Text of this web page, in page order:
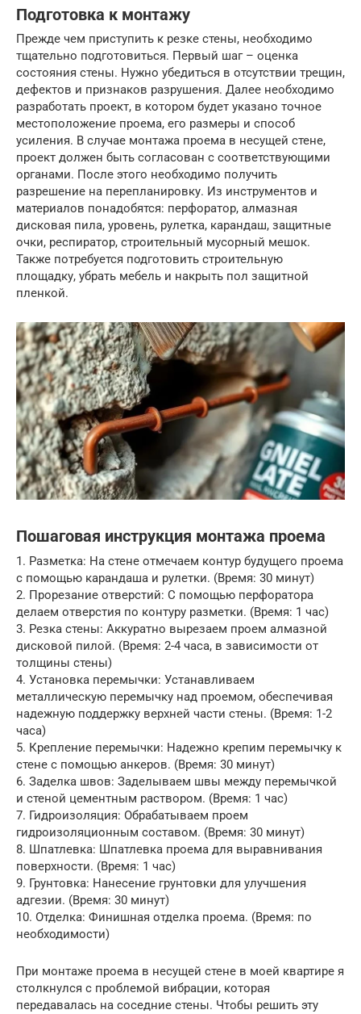
Подготовка к монтажу
Прежде чем приступить к резке стены, необходимо
тщательно подготовиться. Первый шаг – оценка
состояния стены. Нужно убедиться в отсутствии трещин,
дефектов и признаков разрушения. Далее необходимо
разработать проект, в котором будет указано точное
местоположение проема, его размеры и способ
усиления. В случае монтажа проема в несущей стене,
проект должен быть согласован с соответствующими
органами. После этого необходимо получить
разрешение на перепланировку. Из инструментов и
материалов понадобятся: перфоратор, алмазная
дисковая пила, уровень, рулетка, карандаш, защитные
очки, респиратор, строительный мусорный мешок.
Также потребуется подготовить строительную
площадку, убрать мебель и накрыть пол защитной
пленкой.
Пошаговая инструкция монтажа проема
1. Разметка: На стене отмечаем контур будущего проема
с помощью карандаша и рулетки. (Время: 30 минут)
2. Прорезание отверстий: С помощью перфоратора
делаем отверстия по контуру разметки. (Время: 1 час)
3. Резка стены: Аккуратно вырезаем проем алмазной
дисковой пилой. (Время: 2-4 часа, в зависимости от
толщины стены)
4. Установка перемычки: Устанавливаем
металлическую перемычку над проемом, обеспечивая
надежную поддержку верхней части стены. (Время: 1-2
часа)
5. Крепление перемычки: Надежно крепим перемычку к
стене с помощью анкеров. (Время: 30 минут)
6. Заделка швов: Заделываем швы между перемычкой
и стеной цементным раствором. (Время: 1 час)
7. Гидроизоляция: Обрабатываем проем
гидроизоляционным составом. (Время: 30 минут)
8. Шпатлевка: Шпатлевка проема для выравнивания
поверхности. (Время: 1 час)
9. Грунтовка: Нанесение грунтовки для улучшения
адгезии. (Время: 30 минут)
10. Отделка: Финишная отделка проема. (Время: по
необходимости)
При монтаже проема в несущей стене в моей квартире я
столкнулся с проблемой вибрации, которая
передавалась на соседние стены. Чтобы решить эту